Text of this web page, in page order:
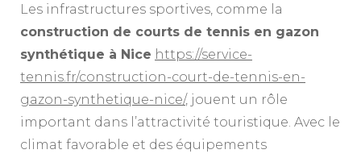
Les infrastructures sportives, comme la
construction de courts de tennis en gazon
synthétique à Nice https://service-
tennis.fr/construction-court-de-tennis-en-
gazon-synthetique-nice/, jouent un rôle
important dans l’attractivité touristique. Avec le
climat favorable et des équipements